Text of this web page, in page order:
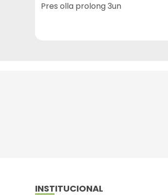
Pres olla prolong 3un
INSTITUCIONAL